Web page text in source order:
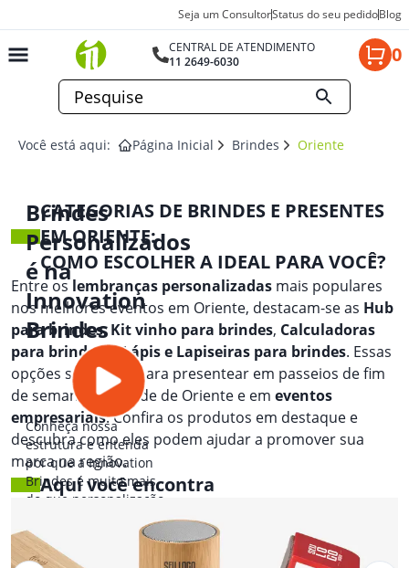
Seja um ConsultorStatus do seu pedidoBlog
CENTRAL DE ATENDIMENTO
11 2649-6030
0
Você está aqui: Página Inicial Brindes Oriente
Brindes
Personalizados
é na
Innovation
Brindes
Conheça nossa
estrutura e entenda
por que a Innovation
Brindes é muito mais
do que personalização.
CATEGORIAS DE BRINDES E PRESENTES
EM ORIENTE:
COMO ESCOLHER A IDEAL PARA VOCÊ?
Entre oslembranças personalizadas mais populares
nos melhores eventos em Oriente, destacam-se as Hub
para brindes,Kit vinho para brindes, Calculadoras
para brindes, eLápis e Lapiseiras para brindes. Essas
opções são ideais para presentear em passeios de fim
de semana na cidade de Oriente e em eventos
empresariais. Confira os produtos em destaque e
descubra como eles podem ajudar a promover sua
marca na região.
Aqui você encontra